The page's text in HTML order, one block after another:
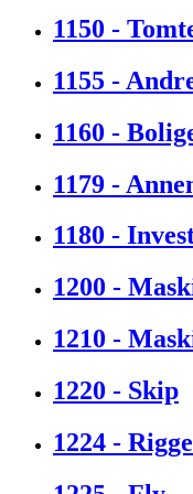
1150 -
1155 -
1160 -
1179 -
1180 -
1200 -
1210 -
1220 - Skip
1224 -